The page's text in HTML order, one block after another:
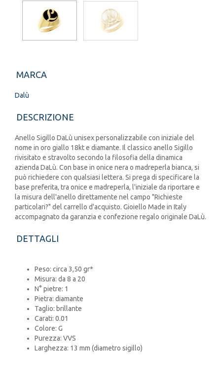
MARCA
Dalù
DESCRIZIONE
Anello Sigillo DaLù unisex personalizzabile con iniziale del
nome in oro giallo 18kt e diamante. Il classico anello Sigillo
rivisitato e stravolto secondo la filosofia della dinamica
azienda DaLù. Con base in onice nera o madreperla bianca, si
può richiedere con qualsiasi lettera. Si prega di specificare la
base preferita, tra onice e madreperla, l'iniziale da riportare e
la misura dell'anello direttamente nel campo "Richieste
particolari?" del carrello d'acquisto. Gioiello Made in Italy
accompagnato da garanzia e confezione regalo originale DaLù.
DETTAGLI
Peso: circa 3,50 gr*
Misura: da 8 a 20
N° pietre: 1
Pietra: diamante
Taglio: brillante
Carati: 0.01
Colore: G
Purezza: VVS
Larghezza: 13 mm (diametro sigillo)